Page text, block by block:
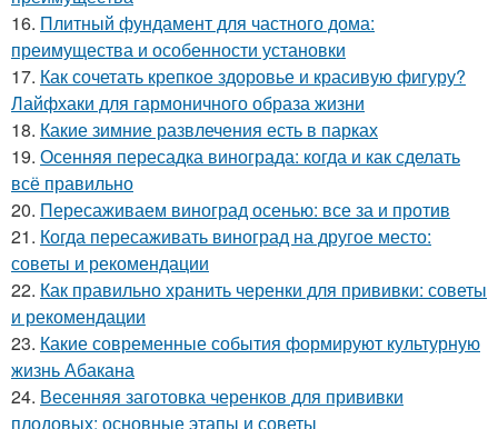
16. Плитный фундамент для частного дома:
преимущества и особенности установки
17. Как сочетать крепкое здоровье и красивую фигуру?
Лайфхаки для гармоничного образа жизни
18. Какие зимние развлечения есть в парках
19. Осенняя пересадка винограда: когда и как сделать
всё правильно
20. Пересаживаем виноград осенью: все за и против
21. Когда пересаживать виноград на другое место:
советы и рекомендации
22. Как правильно хранить черенки для прививки: советы
и рекомендации
23. Какие современные события формируют культурную
жизнь Абакана
24. Весенняя заготовка черенков для прививки
плодовых: основные этапы и советы